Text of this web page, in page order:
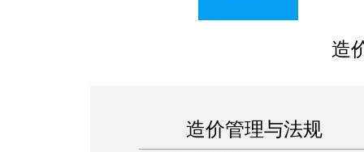
造
造价管理与法规